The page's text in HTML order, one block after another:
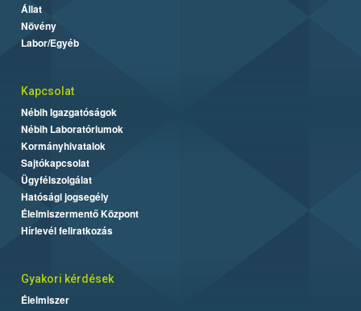
Állat
Növény
Labor/Egyéb
Kapcsolat
Nébih Igazgatóságok
Nébih Laboratóriumok
Kormányhivatalok
Sajtókapcsolat
Ügyfélszolgálat
Hatósági jogsegély
Élelmiszermentő Központ
Hírlevél feliratkozás
Gyakori kérdések
Élelmiszer